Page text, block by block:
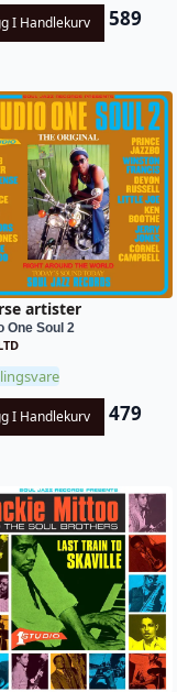
I Handlekurv 589
artister
One Soul 2
I Handlekurv 479